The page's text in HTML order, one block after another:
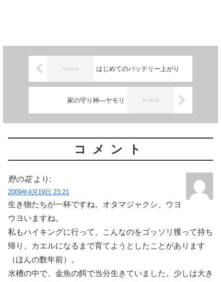
はじめてのバッテリー上がり
家の守り神―ヤモリ
コメント
野の花 より:
2009年4月19日 23:21
生き物たちが一杯ですね。オタマジャクシ、ウヨ
ウヨいますね。
私もハイキングに行って、こんなのをゴッソリ獲って持ち
帰り、カエルになるまで育てようとしたことがあります
（ほんの数年前）。
水槽の中で、金魚の餌で当分生きていました。少しは大き